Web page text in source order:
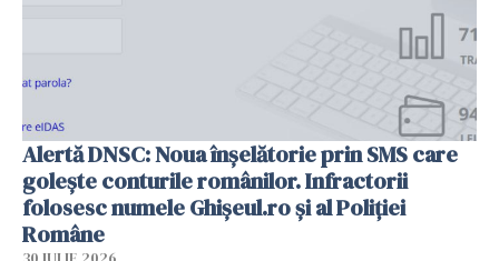
Alertă DNSC: Noua înșelătorie prin SMS care
golește conturile românilor. Infractorii
folosesc numele Ghișeul.ro și al Poliției
Române